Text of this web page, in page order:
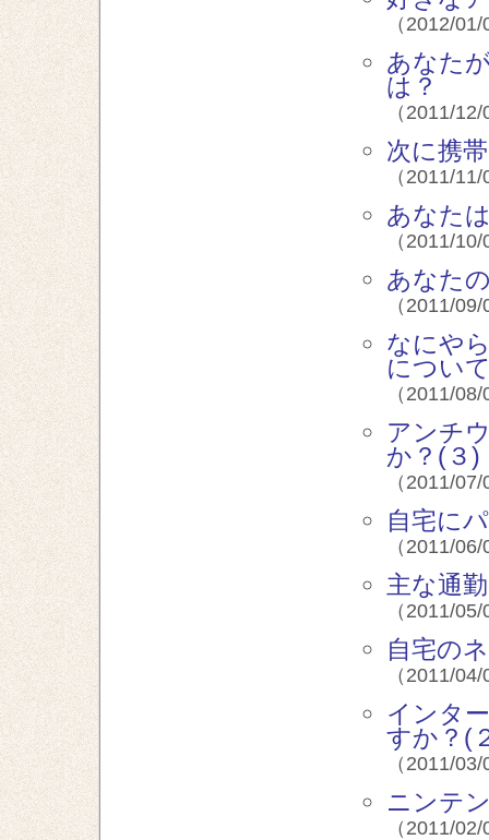
（2012/
あなた
は？
（2011/
次に携
（2011/
あなた
（2011/
あなた
（2011/
なにや
につい
（2011/
アンチ
か？(３)
（2011/
自宅に
（2011/
主な通
（2011/
自宅の
（2011/
インタ
すか？(
（2011/
ニンテ
（2011/